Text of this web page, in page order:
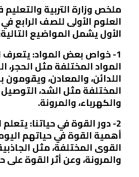
ملخص وزارة التربية
العلوم الأولى للصف الرابع
الأول يشمل المواضيع
1- خواص بعض المواد:
المواد المختلفة مثل الحجر،
اللدائن، والمعادن،
المختلفة مثل الشد، التوصيل
والكهرباء، والمرونة.
2- دور القوة في حياتنا:
أهمية القوة في حياتهم
القوى المختلفة، مثل
والمرونة، وعن أثر القوة على